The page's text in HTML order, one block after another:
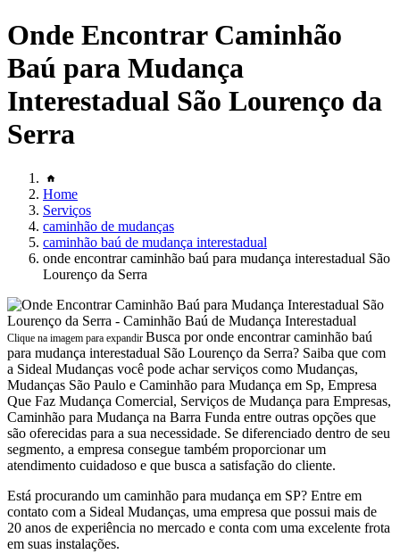
Onde Encontrar Caminhão
Baú para Mudança
Interestadual São Lourenço da
Serra
Home
Serviços
caminhão de mudanças
caminhão baú de mudança interestadual
onde encontrar caminhão baú para mudança interestadual São
Lourenço da Serra
Clique na imagem para expandir Busca por onde encontrar caminhão baú
para mudança interestadual São Lourenço da Serra? Saiba que com
a Sideal Mudanças você pode achar serviços como Mudanças,
Mudanças São Paulo e Caminhão para Mudança em Sp, Empresa
Que Faz Mudança Comercial, Serviços de Mudança para Empresas,
Caminhão para Mudança na Barra Funda entre outras opções que
são oferecidas para a sua necessidade. Se diferenciado dentro de seu
segmento, a empresa consegue também proporcionar um
atendimento cuidadoso e que busca a satisfação do cliente.
Está procurando um caminhão para mudança em SP? Entre em
contato com a Sideal Mudanças, uma empresa que possui mais de
20 anos de experiência no mercado e conta com uma excelente frota
em suas instalações.